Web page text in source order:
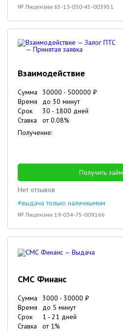
№ Лицензии 65-13-030-45-003951
Взаимодействие
Сумма 30000 - 500000 ₽
Время
до 30 минут
Срок
30 - 1800 дней
Ставка
от0.08%
Получение:
Получить займ
Нет отзывов
#выдача только наличнымим
№ Лицензии 19-034-75-009166
СМС Финанс
Сумма 3000 - 30000 ₽
Время
до 5 минут
Срок
1 - 21 дней
Ставка
от 1%